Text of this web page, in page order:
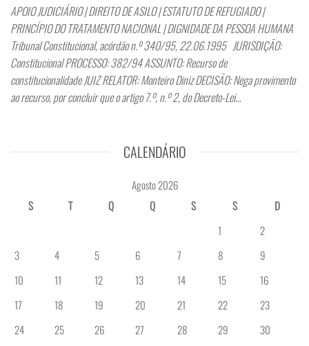
APOIO JUDICIÁRIO | DIREITO DE ASILO | ESTATUTO DE REFUGIADO |
PRINCÍPIO DO TRATAMENTO NACIONAL | DIGNIDADE DA PESSOA HUMANA
Tribunal Constitucional, acórdão n.º 340/95, 22.06.1995 JURISDIÇÃO:
Constitucional PROCESSO: 382/94 ASSUNTO: Recurso de
constitucionalidade JUIZ RELATOR: Monteiro Diniz DECISÃO: Nega provimento
ao recurso, por concluir que o artigo 7.º, n.º 2, do Decreto-Lei…
CALENDÁRIO
Agosto 2026
S
T Q Q S S
D
1
2
3
4 5 6 7 8
9
10
11 12 13 14 15
16
17
18 19 20 21 22
23
24
25 26 27 28 29
30